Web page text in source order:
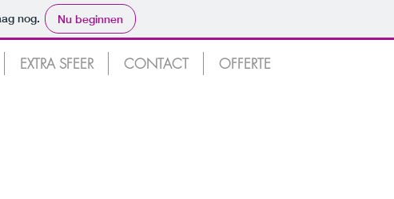
nog. Nu beginnen
EXTRA SFEER CONTACT OFFERTE